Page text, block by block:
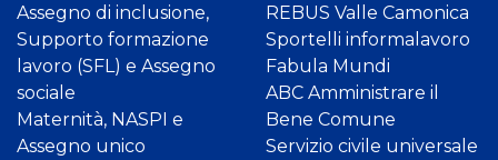
Assegno di inclusione,
Supporto formazione
lavoro (SFL) e Assegno
sociale
Maternità, NASPI e
Assegno unico
REBUS Valle Camonica
Sportelli informalavoro
Fabula Mundi
ABC Amministrare il
Bene Comune
Servizio civile universale